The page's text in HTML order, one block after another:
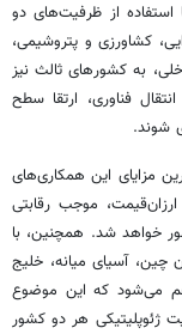
استفاده از ظرفیت‌های دو
کشاورزی و پتروشیمی،
به کشورهای ثالث نیز
فناوری، ارتقا سطح
شوند.
مزایای این همکاری‌های
موجب رقابتی
خواهد شد. همچنین، با
چین، آسیای میانه، خلیج
می‌شود که این موضوع
ژئوپلیتیکی هر دو کشور